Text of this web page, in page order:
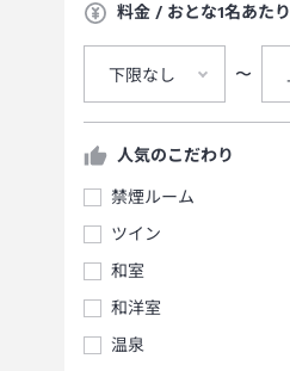
料金 / おとな1名あたり
下限なし 〜
人気のこだわり
禁煙ルーム
ツイン
和室
和洋室
温泉